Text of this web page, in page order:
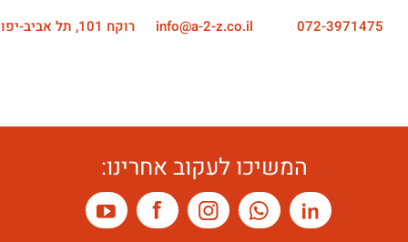
072-3971475
info@a-2-z.co.il רוקח 101, תל אביב-יפו
המשיכו לעקוב אחרינו: